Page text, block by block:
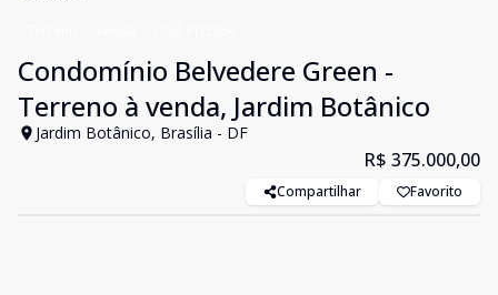
Condomínio Belvedere Green -
Terreno à venda, Jardim Botânico
Jardim Botânico, Brasília - DF
R$ 375.000,00
Compartilhar Favorito